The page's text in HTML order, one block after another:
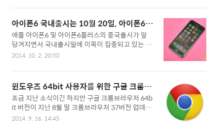
델이라 하여도 요금과 할부금 및 부가세를 포함하면
약 9만원 가까운 비용을 부담해야 아이폰6를 사용
할 수 있게 되었습니다. 늘어난 소비자 부담으로 인
해 전반적으로 국..
국내 안드로이드 시장점유율이 거의 80%에 육박하
는 상황으로 애플의 아이폰이나 iOS 소식보다 안드
로이드의 새로운 OS에 더 관심을 가져야할 것 같은
데 현실은 현실인가 봅니다. 애플의 언론 장악력은
정말 대단한 것 같네요. 각설하고 안드로이드 5.0은
구글이 애플의 iOS와 경쟁하기 위해 야심차게 개발
지는 과자 이름 명칭에 따라 안드로이드 5.0의 공식
명칭은 롤리팝(Lollipop)으로 확정되었습니다. 이
번에 구글이 발표한 안드로이드 5.0 롤리팝의 핵심
특징은 ..
아이폰6 국내출시는 10월 20일, 아이폰6플
러스는 12월 초 확정
애플 아이폰6 및 아이폰6플러스의 중국출시가 앞
당겨지면서 국내출시일에 이목이 집중되고 있는 상
황인데요. 아직 애플의 공식적인 3차 출시국은 발표
아이폰6 및 아이폰6플러스 출시일이 거의 확정 된
것 같습니다. 일단 국내에는 아이폰6와 아이폰6플
러스가 순차적으로 출시될 예정인데요. 먼저 아이폰
6가 10월 20일 공식 발매 될 예정이라고 합니다. 이
후 아이폰6플러스는 12월 초에 공식 출시될 계획이
고요. 다행히 국내에도 중국과 비슷하게 정식출시가
2014. 10. 2. 20:50
윈도우즈 64bit 사용자를 위한 구글 크롬브
라우저 64bit 버전 출시
조금 지난 소식이긴 하지만 구글 크롬브라우저 64b
it 버전이 지난 8월 말 크롬브라우저 37버전 업데이
트와 더불어 공개되었습니다. 벌써 3주 정도 지났지
2014. 9. 16. 14:45